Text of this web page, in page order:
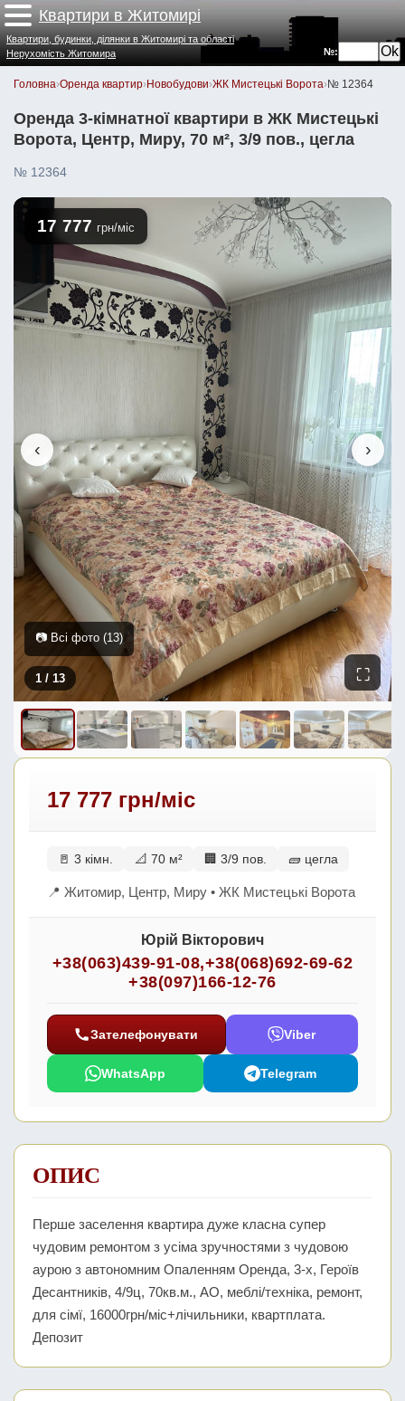
Квартири в Житомирі
№:
Квартири, будинки, ділянки в Житомирі та області
Нерухомість Житомира
Головна›Оренда квартир›Новобудови›ЖК Мистецькі Ворота›№ 12364
Оренда 3-кімнатної квартири в ЖК Мистецькі
Ворота, Центр, Миру, 70 м², 3/9 пов., цегла
№ 12364
‹ ›
17 777 грн/міс
1 / 13 ⛶
📷 Всі фото (13)
17 777 грн/міс
🚪 3 кімн. 📐 70 м² 🏢 3/9 пов. 🧱 цегла
📍 Житомир, Центр, Миру • ЖК Мистецькі Ворота
Юрій Вікторович
+38(063)439-91-08,+38(068)692-69-62
+38(097)166-12-76
Зателефонувати Viber
WhatsApp Telegram
ОПИС
Перше заселення квартира дуже класна супер
чудовим ремонтом з усіма зручностями з чудовою
аурою з автономним Опаленням Оренда, 3-х, Героїв
Десантників, 4/9ц, 70кв.м., АО, меблі/техніка, ремонт,
для сімї, 16000грн/міс+лічильники, квартплата.
Депозит